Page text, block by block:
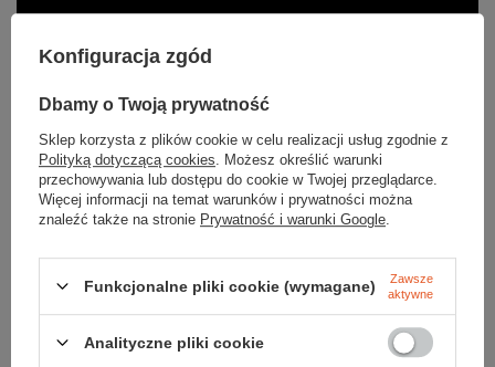
Parametry
Marka Source
Konfiguracja zgód
Dbamy o Twoją prywatność
Sklep korzysta z plików cookie w celu realizacji usług zgodnie z
Polityką dotyczącą cookies . Możesz określić warunki
przechowywania lub dostępu do cookie w Twojej przeglądarce.
Więcej informacji na temat warunków i prywatności można
znaleźć także na stronie Prywatność i warunki Google
Funkcjonalne pliki cookie (wymagane)
Zawsze
aktywne
Analityczne pliki cookie